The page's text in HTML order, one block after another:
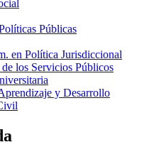
Públicas
en Política Jurisdiccional
los Servicios Públicos
y Desarrollo